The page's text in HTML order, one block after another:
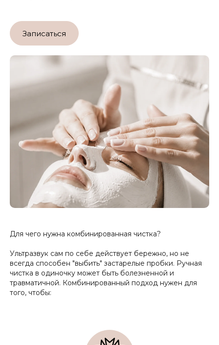
Записаться
Для чего нужна комбинированная чистка?
Ультразвук сам по себе действует бережно, но не
всегда способен "выбить" застарелые пробки. Ручная
чистка в одиночку может быть болезненной и
травматичной. Комбинированный подход нужен для
того, чтобы: